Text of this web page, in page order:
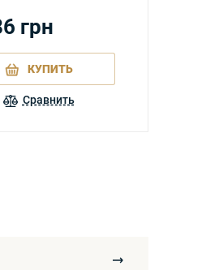
грн
КУПИТЬ
Сравнить